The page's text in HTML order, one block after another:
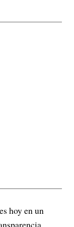
hoy en un